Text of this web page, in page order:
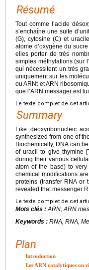
Résumé
Tout comme l’acide
s’enchaîne une suite
(G), cytosine (C) et
atome d’oxygène du
elles porter de très
simples méthylations (sur
qui nécessitent un très
uniquement sur les
ou ARNt et ARN
que l’ARN messager est
Le texte complet de cet
Summary
Like deoxyribonucleic
synthesized from one of
Biochemically, DNA can
of uracil to give thymine
during their various
atom of the base) to
chemical modifications
proteins (transfer RNA or
revealed that messenger
Le texte complet de cet
Mots clés : ARN, ARN
Keywords : RNA, RNA,
Plan
Introduction
Les ARN catalytiques ou